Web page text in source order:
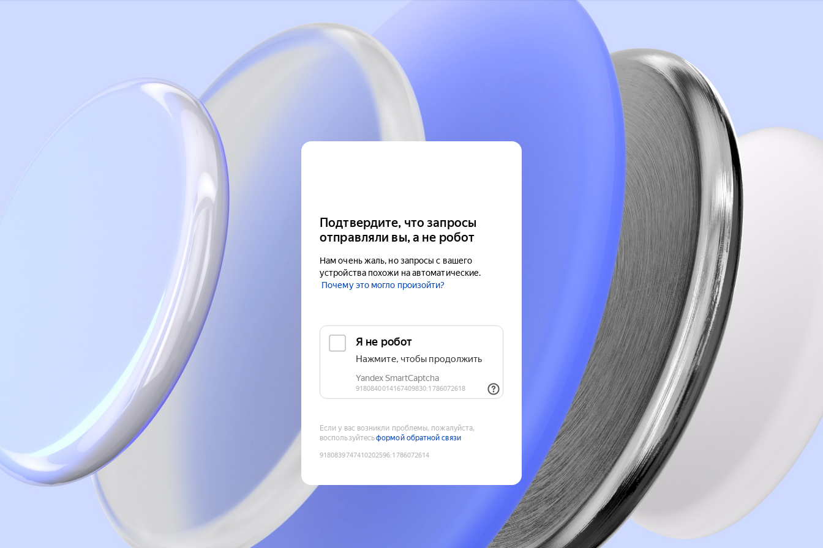
Подтвердите, что запросы
отправляли вы, а не робот
Нам очень жаль, но запросы с вашего
устройства похожи на автоматические.
Почему это могло произойти?
Если у вас возникли проблемы, пожалуйста,
воспользуйтесьформой обратной связи
9180839747410202596:1786072614